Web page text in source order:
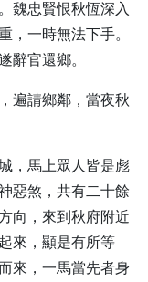
魏忠賢恨秋恆深入
，一時無法下手。
辭官還鄉。
遍請鄉鄰，當夜秋
，馬上眾人皆是彪
惡煞，共有二十餘
向，來到秋府附近
來，顯是有所等
來，一馬當先者身